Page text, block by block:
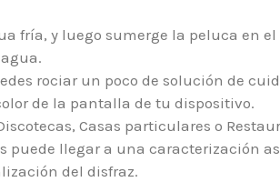
fría, y luego sumerge la peluca en
rociar un poco de solución de
de la pantalla de tu dispositivo.
Casas particulares o
llegar a una caracterización
del disfraz.